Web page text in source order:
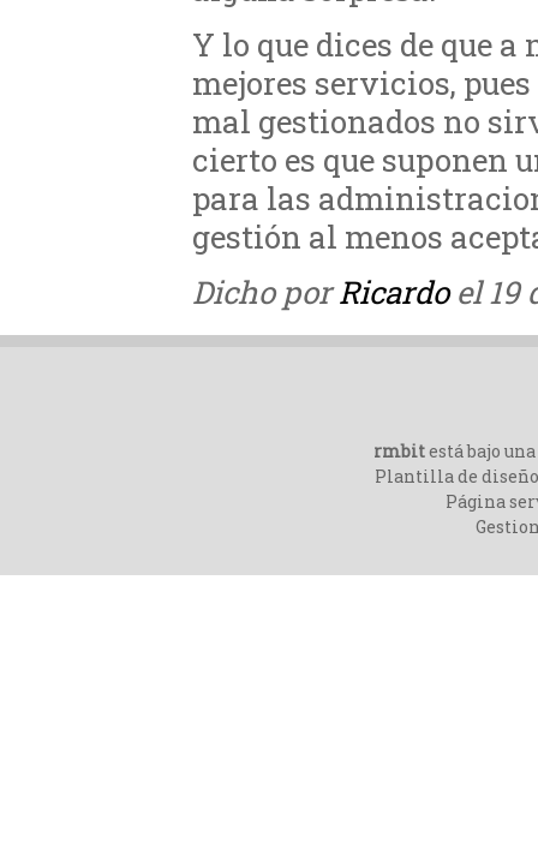
Y lo que dices de que
mejores servicios,
mal gestionados no
cierto es que suponen
para las
gestión al menos
Dicho porRicardoel 19
rmbitestá bajo una
Plantilla de
Página